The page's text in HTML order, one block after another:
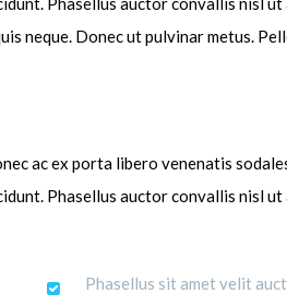
neque. Donec ut pulvinar metus.
ac ex porta libero venenatis
Phasellus auctor convallis nisl ut
Phasellus sit amet velit